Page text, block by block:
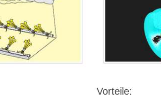
Vorteile: